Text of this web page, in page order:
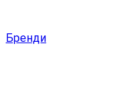
Бренди